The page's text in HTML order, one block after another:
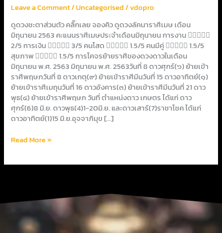
Leave a Comment/Uncategorised/vdopro
ดูดวงชะตาส่วนตัว คลิ๊กเลย จองคิว ดูดวงลัคนาราศีเมษ เดือน
มิถุนายน 2563 คะแนนราศีเมษประจำเดือนมิถุนายน การงาน 
2/5 การเงิน  3/5 คนโสด  1.5/5 คนมีคู่  1.5/5
สุขภาพ  1.5/5 การโคจรย้ายราศีของดวงดาวในเดือน
มิถุนายน พ.ศ. 2563 มิถุนายน พ.ศ. 2563วันที่ 8 ดาวศุกร์(๖) ย้ายเข้า
ราศีพฤษภวันที่ 8 ดาวเกตุ(๙) ย้ายเข้าราศีมีนวันที่ 15 ดาวอาทิตย์(๑)
ย้ายเข้าราศีเมถุนวันที่ 16 ดาวอังคาร(๓) ย้ายเข้าราศีมีนวันที่ 21 ดาว
พุธ(๔) ย้ายเข้าราศีพฤษภ วันที่ ตำแหน่งดาว เกษตร ได้แก่ ดาว
ศุกร์(6)8 มิ.ย. ดาวพุธ(4)1-20มิ.ย. และดาวเสาร์(7)ราชาโชค ได้แก่
ดาวอาทิตย์(1)15 มิ.ย.อุจจาภิมุข […]
Read More »